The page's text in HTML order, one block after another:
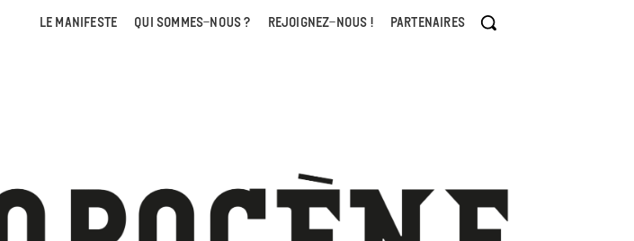
LE MANIFESTE QUI SOMMES-NOUS ? REJOIGNEZ-NOUS ! PARTENAIRES